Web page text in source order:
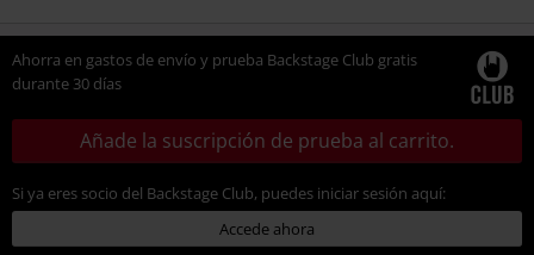
Ahorra en gastos de envío y prueba Backstage Club gratis
durante 30 días
Añade la suscripción de prueba al carrito.
Si ya eres socio del Backstage Club, puedes iniciar sesión aquí:
Accede ahora